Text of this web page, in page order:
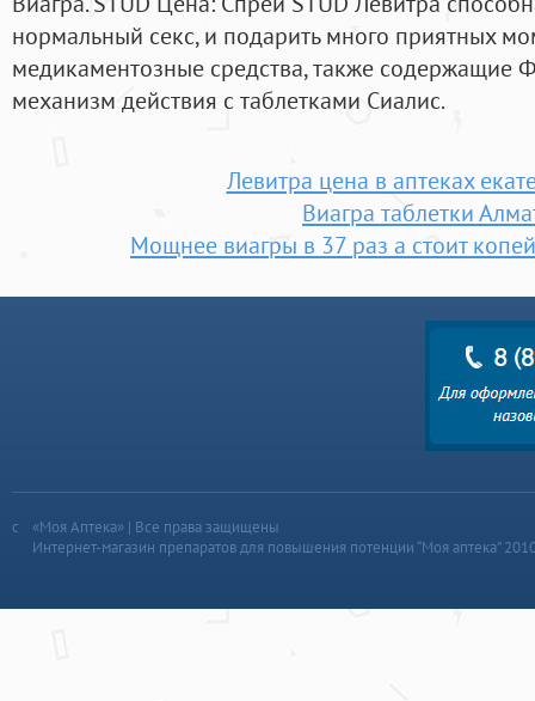
нормальный секс, и подарить много приятных
медикаментозные средства, также
механизм действия с таблетками Сиалис.
Левитра цена в аптеках
Виагра таблетки
Мощнее виагры в 37 раз а стоит
«Моя Аптека» | Все права защищены
Интернет-магазин препаратов для повышения потенции “Моя аптека”